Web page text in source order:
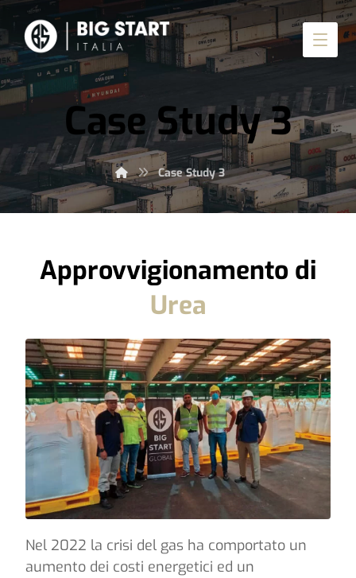
Case Study 3
Case Study 3
Approvvigionamento di
Urea
Nel 2022 la crisi del gas ha comportato un
aumento dei costi energetici ed un